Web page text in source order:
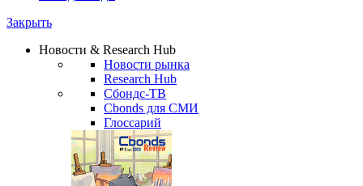
Watchlist
Сбондс Люди
Новости & Research Hub
Новости рынка
Research Hub
Сбондс-ТВ
Cbonds для СМИ
Глоссарий